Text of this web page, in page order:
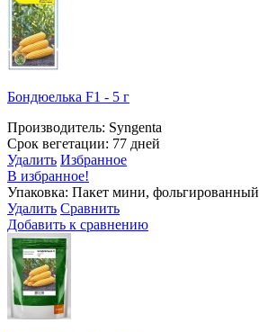
Бондюелька F1 - 5 г
Производитель: Syngenta
Срок вегетации: 77 дней
Удалить Избранное
В избранное!
Упаковка: Пакет мини, фольгированный
Удалить Сравнить
Добавить к сравнению